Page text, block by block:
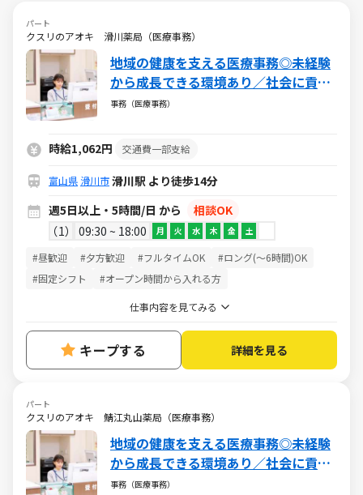
パート
クスリのアオキ 滑川薬局（医療事務）
地域の健康を支える医療事務◎未経験
から成長できる環境あり／社会に貢献
できるやりがいある仕事／週5日・1日
事務（医療事務）
時給1,062円 交通費一部支給
富山県 滑川市滑川駅 より徒歩14分
週5日以上・5時間/日 から
相談OK
1
09:30 ~ 18:00 月 火 水 木 金 土
#昼歓迎 #夕方歓迎 #フルタイムOK
#ロング(～6時間)OK
#固定シフト
#オープン時間から入れる方
仕事内容を見てみる
キープする 詳細を見る
パート
クスリのアオキ 鯖江丸山薬局（医療事務）
地域の健康を支える医療事務◎未経験
から成長できる環境あり／社会に貢献
できるやりがいある仕事／週5日・1日
事務（医療事務）